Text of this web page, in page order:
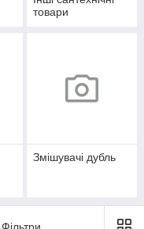
товари
Змішувачі дубль
Фільтри